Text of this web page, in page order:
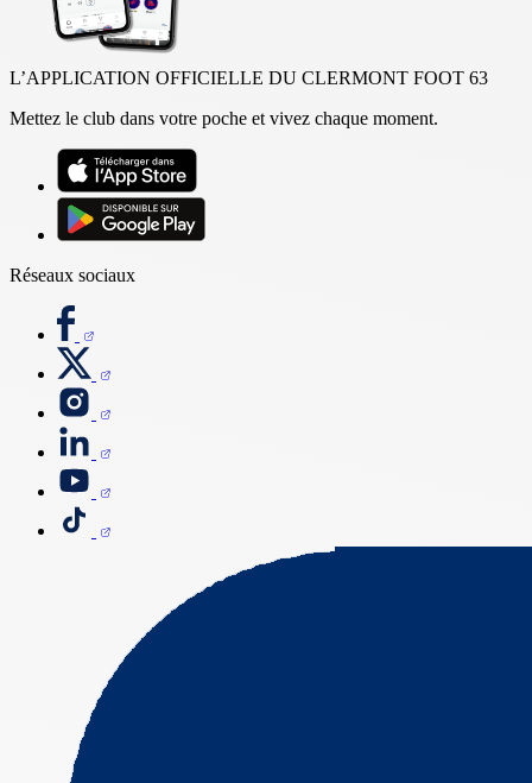
L’APPLICATION OFFICIELLE DU CLERMONT FOOT 63
Mettez le club dans votre poche et vivez chaque moment.
Réseaux sociaux